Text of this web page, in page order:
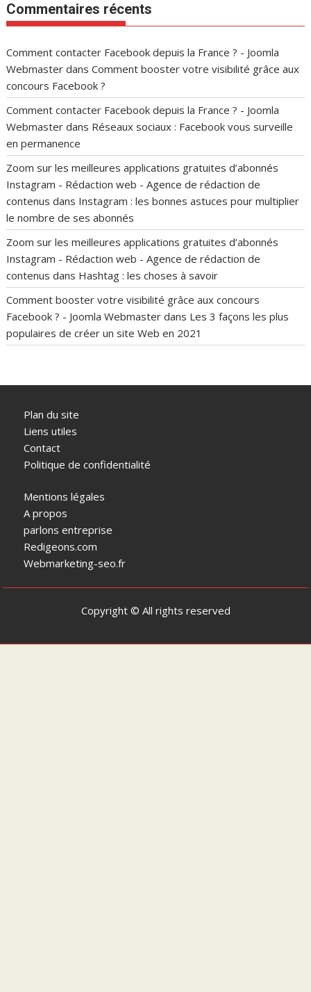
Commentaires récents
Comment contacter Facebook depuis la France ? - Joomla
Webmaster dansComment booster votre visibilité grâce aux
concours Facebook ?
Comment contacter Facebook depuis la France ? - Joomla
Webmaster dans Réseaux sociaux : Facebook vous surveille
en permanence
Zoom sur les meilleures applications gratuites d’abonnés
Instagram - Rédaction web - Agence de rédaction de
contenus dans Instagram : les bonnes astuces pour multiplier
le nombre de ses abonnés
Zoom sur les meilleures applications gratuites d’abonnés
Instagram - Rédaction web - Agence de rédaction de
contenus dans Hashtag : les choses à savoir
Comment booster votre visibilité grâce aux concours
Facebook ? - Joomla Webmaster dans Les 3 façons les plus
populaires de créer un site Web en 2021
Plan du site
Liens utiles
Contact
Politique de confidentialité
Mentions légales
A propos
parlons entreprise
Redigeons.com
Webmarketing-seo.fr
Copyright © All rights reserved